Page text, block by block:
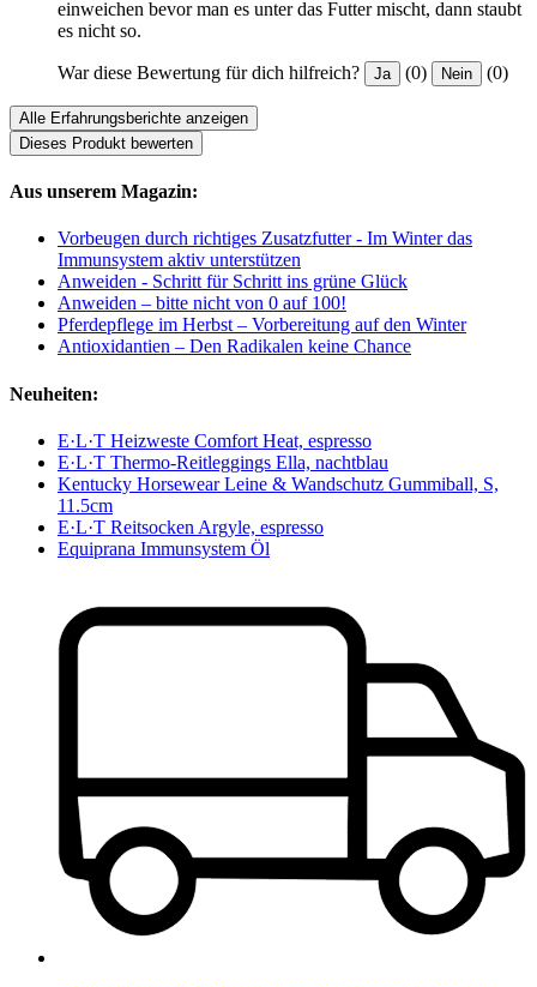
einweichen bevor man es unter das Futter mischt, dann staubt
es nicht so.
War diese Bewertung für dich hilfreich? Ja (0) Nein (0)
Alle Erfahrungsberichte anzeigen
Dieses Produkt bewerten
Aus unserem Magazin:
Vorbeugen durch richtiges Zusatzfutter - Im Winter das
Immunsystem aktiv unterstützen
Anweiden - Schritt für Schritt ins grüne Glück
Anweiden – bitte nicht von 0 auf 100!
Pferdepflege im Herbst – Vorbereitung auf den Winter
Antioxidantien – Den Radikalen keine Chance
Neuheiten:
E·L·T Heizweste Comfort Heat, espresso
E·L·T Thermo-Reitleggings Ella, nachtblau
Kentucky Horsewear Leine & Wandschutz Gummiball, S,
11.5cm
E·L·T Reitsocken Argyle, espresso
Equiprana Immunsystem Öl